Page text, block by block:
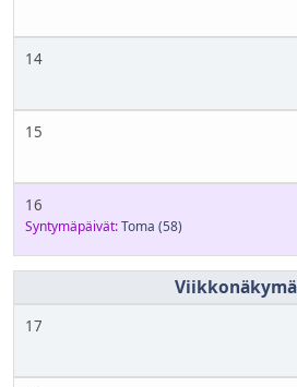
14
15
16
Syntymäpäivät:Toma (58)
17